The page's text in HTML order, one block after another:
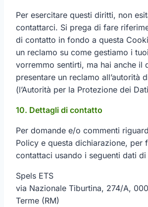
Per esercitare questi diritti, non
contattarci. Si prega di fare
di contatto in fondo a questa
un reclamo su come gestiamo i
vorremmo sentirti, ma hai anche il
presentare un reclamo all’autorità
(l’Autorità per la Protezione dei
10. Dettagli di contatto
Per domande e/o commenti
Policy e questa dichiarazione, per
contattaci usando i seguenti dati
Spels ETS
via Nazionale Tiburtina, 274/A,
Terme (RM)